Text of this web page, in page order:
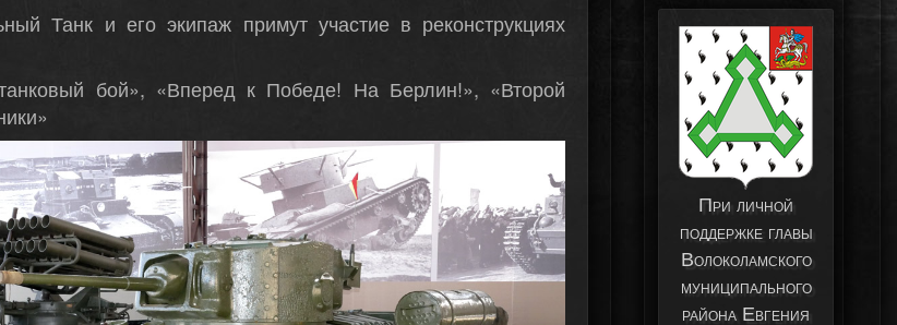
Танк и его экипаж примут участие в реконструкциях
бой», «Вперед к Победе! На Берлин!», «Второй
При личной
поддержке главы
Волоколамского
муниципального
района Евгения